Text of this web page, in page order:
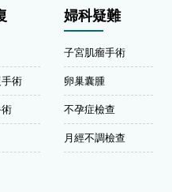
術
婦科疑難
子宮肌瘤手術
卵巢囊腫
不孕症檢查
月經不調檢查